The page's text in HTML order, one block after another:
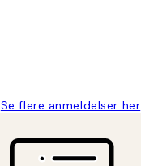
Se flere anmeldelser her